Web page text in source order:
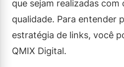
que sejam realizadas
qualidade. Para entender
estratégia de links, você
QMIX Digital.